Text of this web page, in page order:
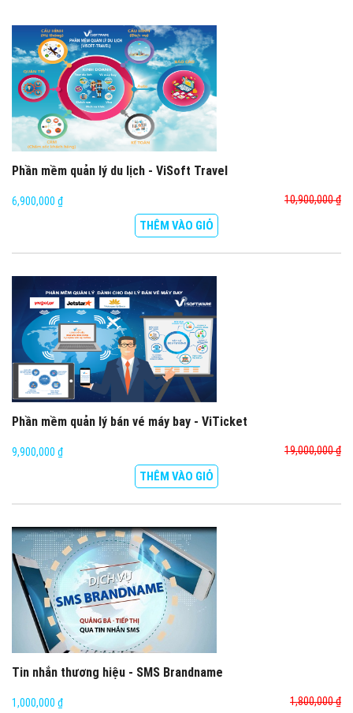
Phần mềm quản lý du lịch - ViSoft Travel
6,900,000 ₫ 10,900,000 ₫
THÊM VÀO GIỎ
Phần mềm quản lý bán vé máy bay - ViTicket
9,900,000 ₫ 19,000,000 ₫
THÊM VÀO GIỎ
Tin nhắn thương hiệu - SMS Brandname
1,000,000 ₫ 1,800,000 ₫